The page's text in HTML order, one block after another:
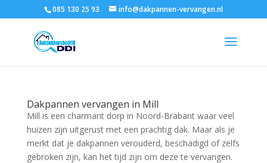
085 130 25 93 info@dakpannen-vervangen.nl
Dakpannen vervangen in Mill
Mill is een charmant dorp in Noord-Brabant waar veel
huizen zijn uitgerust met een prachtig dak. Maar als je
merkt dat je dakpannen verouderd, beschadigd of zelfs
gebroken zijn, kan het tijd zijn om deze te vervangen.